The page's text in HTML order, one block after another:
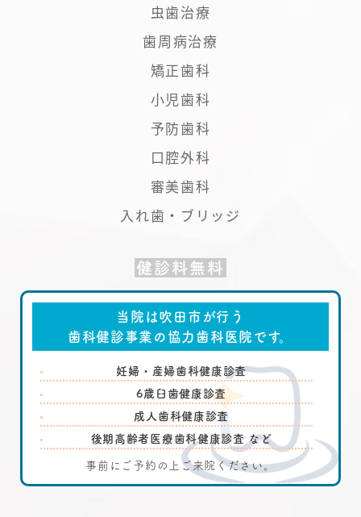
虫歯治療
歯周病治療
矯正歯科
小児歯科
予防歯科
口腔外科
審美歯科
入れ歯・ブリッジ
健診料無料
当院は吹田市が行う
歯科健診事業の協力歯科医院です。
妊婦・産婦歯科健康診査
6歳臼歯健康診査
成人歯科健康診査
後期高齢者医療歯科健康診査 など
事前にご予約の上ご来院ください。